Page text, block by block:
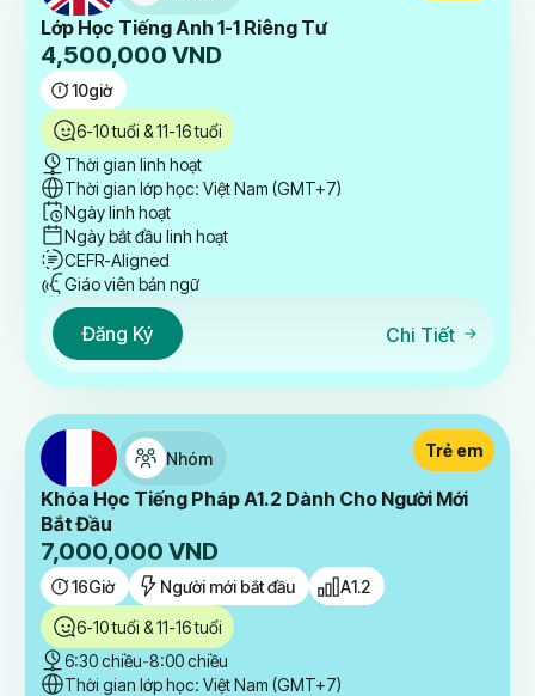
Lớp Học Tiếng Anh 1-1 Riêng Tư
4,500,000 VND
10giờ
6-10 tuổi & 11-16 tuổi
Thời gian linh hoạt
Thời gian lớp học: Việt Nam (GMT+7)
Ngày linh hoạt
Ngày bắt đầu linh hoạt
CEFR-Aligned
Giáo viên bản ngữ
Đăng Ký Chi Tiết
Nhóm
Khóa Học Tiếng Pháp A1.2 Dành Cho Người Mới
Bắt Đầu
7,000,000 VND
16Giờ Người mới bắt đầu A1.2
Trẻ em
6-10 tuổi & 11-16 tuổi
6:30 chiều-8:00 chiều
Thời gian lớp học: Việt Nam (GMT+7)